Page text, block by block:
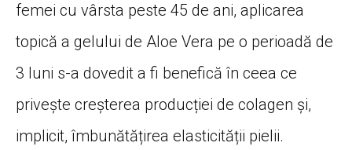
femei cu vârsta peste 45 de ani, aplicarea
topică a gelului de Aloe Vera pe o perioadă de
3 luni s-a dovedit a fi benefică în ceea ce
privește creșterea producției de colagen și,
implicit, îmbunătățirea elasticității pielii.